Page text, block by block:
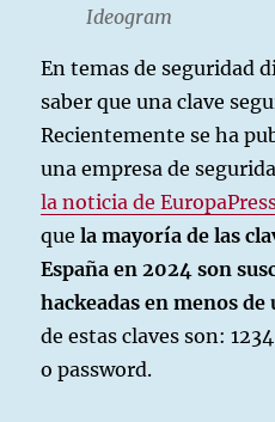
Ideogram
En temas de seguridad
saber que una clave
Recientemente se ha
una empresa de
la noticia de
quela mayoría de las
España en 2024 son
hackeadas en menos de
de estas claves son:
o password.